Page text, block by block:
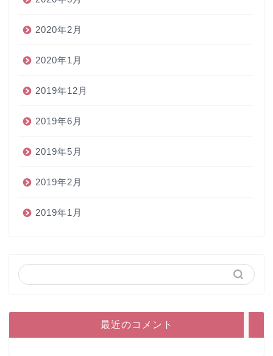
2020年2月
2020年1月
2019年12月
2019年6月
2019年5月
2019年2月
2019年1月
最近のコメント
インク